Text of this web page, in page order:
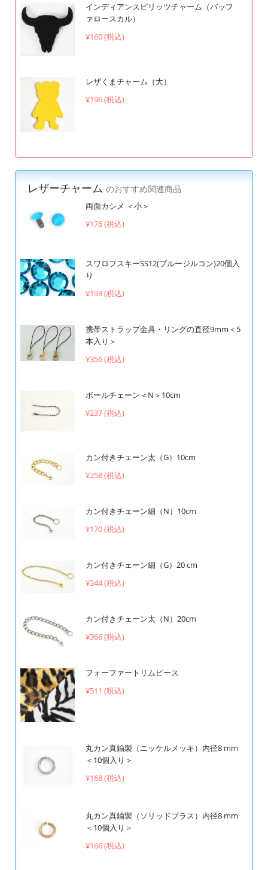
インディアンスピリッツチャーム（バッフ
ァロースカル）
¥160 (税込)
レザくまチャーム（大）
¥196 (税込)
レザーチャーム のおすすめ関連商品
両面カシメ ＜小＞
¥176 (税込)
スワロフスキーSS12(ブルージルコン)20個入
り
¥193 (税込)
携帯ストラップ金具・リングの直径9mm＜5
本入り＞
¥356 (税込)
ボールチェーン＜N＞10cm
¥237 (税込)
カン付きチェーン太（G）10cm
¥258 (税込)
カン付きチェーン細（N）10cm
¥170 (税込)
カン付きチェーン細（G）20 cm
¥344 (税込)
カン付きチェーン太（N）20cm
¥366 (税込)
フォーファートリムピース
¥511 (税込)
丸カン真鍮製（ニッケルメッキ）内径8 mm
＜10個入り＞
¥168 (税込)
丸カン真鍮製（ソリッドブラス）内径8 mm
＜10個入り＞
¥166 (税込)